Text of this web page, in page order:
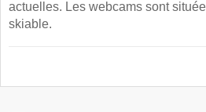
actuelles. Les webcams sont
skiable.